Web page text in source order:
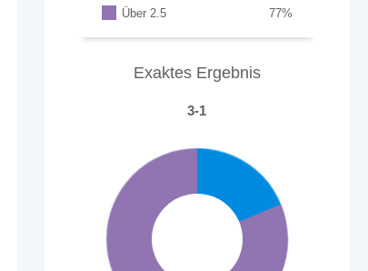
Über 2.5
%
77
Exaktes Ergebnis
3-1